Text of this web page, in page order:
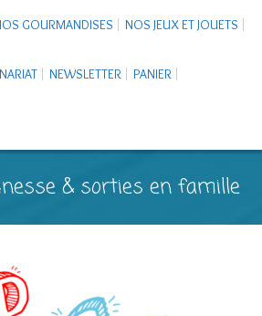
GOURMANDISES NOS JEUX ET JOUETS
NEWSLETTER PANIER
& sorties en famille